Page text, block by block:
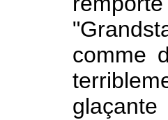
comme